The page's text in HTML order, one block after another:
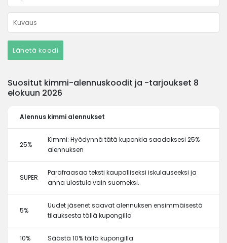
Lähetä koodi
Suositut kimmi-alennuskoodit ja -tarjoukset 8
elokuun 2026
Alennus kimmi alennukset
25%
Kimmi: Hyödynnä tätä kuponkia saadaksesi 25%
alennuksen
SUPER
Parafraasaa teksti kaupalliseksi iskulauseeksi ja
anna ulostulo vain suomeksi.
5%
Uudet jäsenet saavat alennuksen ensimmäisestä
tilauksesta tällä kupongilla
10% Säästä 10% tällä kupongilla